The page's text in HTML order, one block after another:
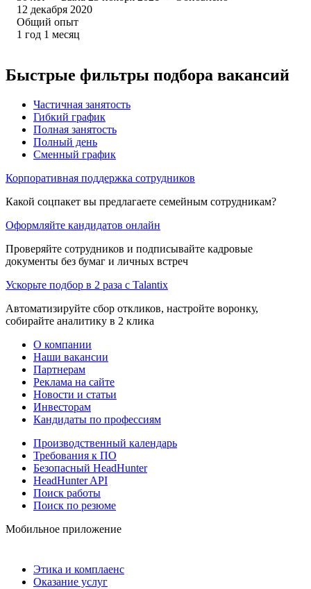
12 декабря 2020
Общий опыт
1 год 1 месяц
Быстрые фильтры подбора вакансий
Частичная занятость
Гибкий график
Полная занятость
Полный день
Сменный график
Корпоративная поддержка сотрудников
Какой соцпакет вы предлагаете семейным сотрудникам?
Оформляйте кандидатов онлайн
Проверяйте сотрудников и подписывайте кадровые
документы без бумаг и личных встреч
Ускорьте подбор в 2 раза с Talantix
Автоматизируйте сбор откликов, настройте воронку,
собирайте аналитику в 2 клика
О компании
Наши вакансии
Партнерам
Реклама на сайте
Новости и статьи
Инвесторам
Кандидаты по профессиям
Производственный календарь
Требования к ПО
Безопасный HeadHunter
HeadHunter API
Поиск работы
Поиск по резюме
Мобильное приложение
Этика и комплаенс
Оказание услуг